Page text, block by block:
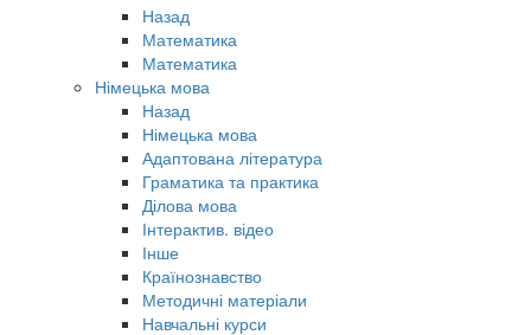
Назад
Математика
Математика
Німецька мова
Назад
Німецька мова
Адаптована література
Граматика та практика
Ділова мова
Інтерактив. відео
Інше
Країнознавство
Методичні матеріали
Навчальні курси